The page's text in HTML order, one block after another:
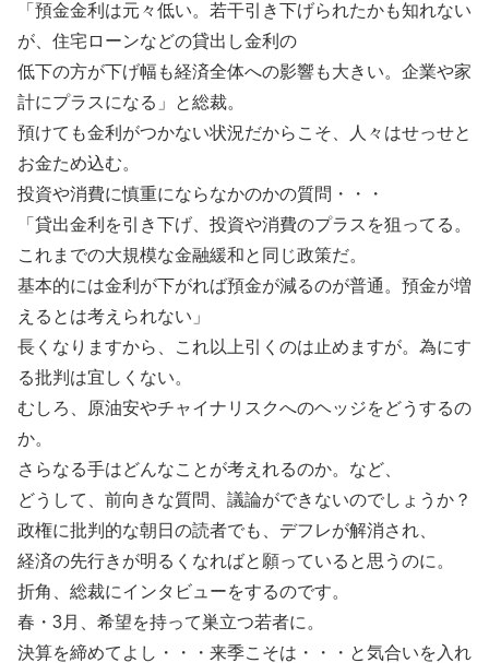
「預金金利は元々低い。若干引き下げられたかも知れない
が、住宅ローンなどの貸出し金利の
低下の方が下げ幅も経済全体への影響も大きい。企業や家
計にプラスになる」と総裁。
預けても金利がつかない状況だからこそ、人々はせっせと
お金ため込む。
投資や消費に慎重にならなかのかの質問・・・
「貸出金利を引き下げ、投資や消費のプラスを狙ってる。
これまでの大規模な金融緩和と同じ政策だ。
基本的には金利が下がれば預金が減るのが普通。預金が増
えるとは考えられない」
長くなりますから、これ以上引くのは止めますが。為にす
る批判は宜しくない。
むしろ、原油安やチャイナリスクへのヘッジをどうするの
か。
さらなる手はどんなことが考えれるのか。など、
どうして、前向きな質問、議論ができないのでしょうか？
政権に批判的な朝日の読者でも、デフレが解消され、
経済の先行きが明るくなればと願っていると思うのに。
折角、総裁にインタビューをするのです。
春・3月、希望を持って巣立つ若者に。
決算を締めてよし・・・来季こそは・・・と気合いを入れ